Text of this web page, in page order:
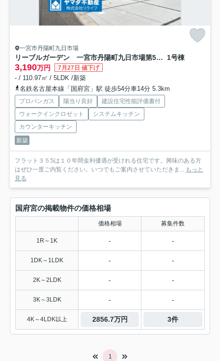
一宮市丹陽町九日市場
リーブルガーデン 一宮市丹陽町九日市場第5 全2区画分譲 1号棟
3,190万円 7月27日 値下げ
- / 110.97㎡ / 5LDK /新築
名鉄名古屋本線「国府宮」駅 徒歩54分車14分 5.3km
プロパンガス 陽当り良好
建設住宅性能評価書付
ウォークインクロゼット
システムキッチン
カウンターキッチン
新築
フラット３５Sは１０年間金利優遇が受けれる住宅です。興味のある方
はぜひ一度ご内覧ください。いつでもご案内させていただきま... もっと
見る
国府宮の掲載物件の価格相場
価格相場 募集件数
1R～1K - -
1DK～1LDK - -
2K～2LDK - -
3K～3LDK - -
4K～4LDK以上 2856.7万円 3件
1